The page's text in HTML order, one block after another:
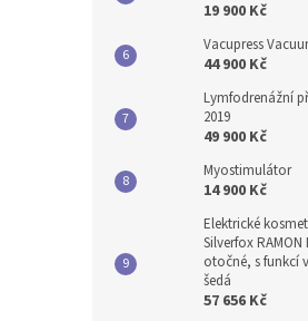
19 900 Kč
Vacupress
44 900 Kč
Lymfodrenážní
2019
49 900 Kč
Myostimulátor
14 900 Kč
Elektrické
Silverfox RAMON
otočné, s funkcí
šedá
57 656 Kč